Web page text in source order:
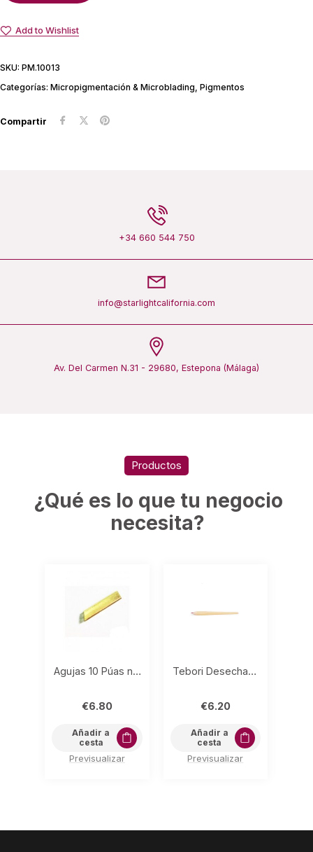
Add to Wishlist
SKU: PM.10013
Categorías: Micropigmentación & Microblading, Pigmentos
Compartir
+34 660 544 750
info@starlightcalifornia.com
Av. Del Carmen N.31 - 29680, Estepona (Málaga)
Productos
¿Qué es lo que tu negocio
necesita?
Añadir a
cesta
Previsualizar
Agujas 10 Púas nano (Pack 5) 0.18mm
€6.80
Añadir a
cesta
Previsualizar
Tebori Desechable 7 púas
€6.20